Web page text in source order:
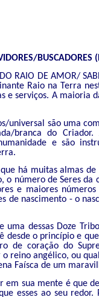
RAIO DE AMOR/
Raio na Terra
e serviços. A maioria
universal são uma
branca do Criador.
e são
há muitas almas
número de Seres da
e maiores
de nascimento - o
uma dessas Doze
desde o princípio e
de coração do
reino angélico, ou
Faísca de um
em sua mente é que
esses ao seu redor.